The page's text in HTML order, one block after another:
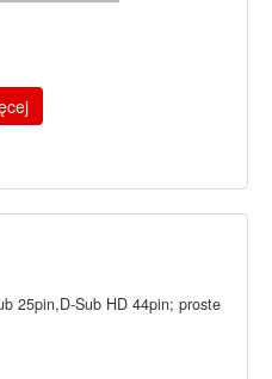
25pin,D-Sub HD 44pin; proste